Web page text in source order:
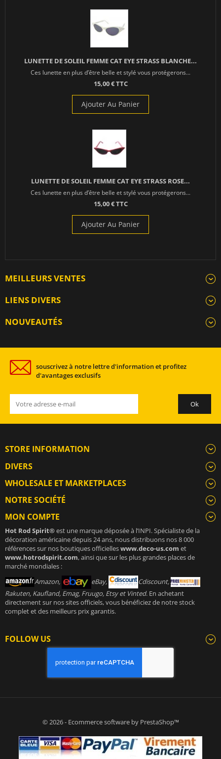
LUNETTE DE SOLEIL FEMME CAT EYE STRASS BLANCHE...
Ces lunette en plus d’être belle et stylé vous protégerons...
15,00 € TTC
Ajouter Au Panier
LUNETTE DE SOLEIL FEMME CAT EYE STRASS ROSE...
Ces lunette en plus d’être belle et stylé vous protégerons...
15,00 € TTC
Ajouter Au Panier
MEILLEURS VENTES
LIENS DIVERS
NOUVEAUTÉS
souscrivez à notre lettre d'information et profitez
d'avantages exclusifs
STORE INFORMATION
DIVERS
WHOLESALE ET MARKETPLACES
NOTRE SOCIÉTÉ
MON COMPTE
Hot Rod Spirit®est une marque déposée à l’INPI. Spécialiste de la
décoration américaine depuis 24 ans, nous distribuons nos 8 000
références sur nos boutiques officielleswww.deco-us.com et
www.hotrodspirit.com, ainsi que sur les plus grandes places de
marché mondiales :
Amazon,
eBay,
Cdiscount,
Rakuten, Kaufland, Emag, Fruugo, Etsy et Vinted. En achetant
directement sur nos sites officiels, vous bénéficiez de notre stock
complet et des meilleurs prix garantis.
FOLLOW US
© 2026 - Ecommerce software by PrestaShop™